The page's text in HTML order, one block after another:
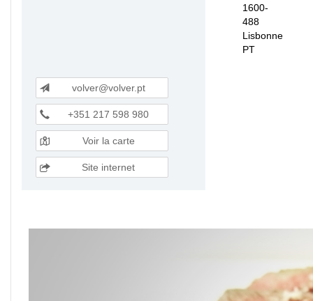
1600-
488
Lisbonne
PT
volver@volver.pt
+351 217 598 980
Voir la carte
Site internet